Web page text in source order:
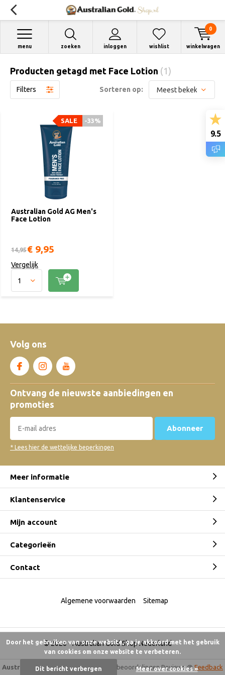
zoeken inloggen
menu wishlist winkelwagen
0
Producten getagd met Face Lotion (1)
Filters Sorteren op:
Australian Gold AG Men's
Face Lotion
14,95€ 9,95
-33%
SALE
Vergelijk
-33%
SALE
Volg ons
Ontvang de nieuwste aanbiedingen en
promoties
Abonneer
* Lees hier de wettelijke beperkingen
Meer informatie
Klantenservice
Mijn account
Categorieën
Contact
© 2026 -Australian Gold Shop Nederland
Algemene voorwaarden Sitemap
Australian Gold Shop 9,5/10-6.175 beoordelingenReviews @ Feedback
9.5
Door het gebruiken van onze website, ga je akkoord met het gebruik
van cookies om onze website te verbeteren.
Dit bericht verbergen Meer over cookies »